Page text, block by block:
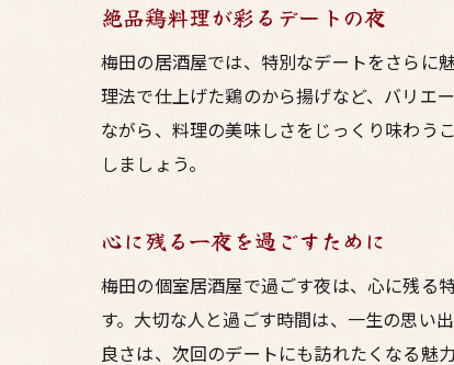
絶品鶏料理が彩るデートの夜
梅田の居酒屋では、特別なデートをさらに
理法で仕上げた鶏のから揚げなど、バリエ
ながら、料理の美味しさをじっくり味わう
しましょう。
心に残る一夜を過ごすために
梅田の個室居酒屋で過ごす夜は、心に残る
す。大切な人と過ごす時間は、一生の思い
良さは、次回のデートにも訪れたくなる魅